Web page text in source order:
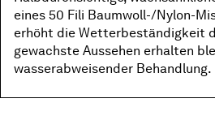
eines 50 Fili Baumwoll-/Nylon-
erhöht die Wetterbeständigkeit
gewachste Aussehen erhalten
wasserabweisender Behandlung.